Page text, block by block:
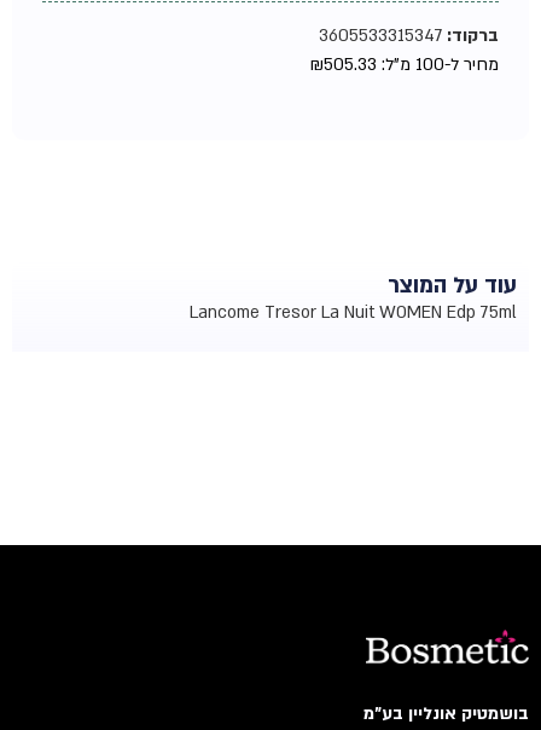
ברקוד:3605533315347
מחיר ל-100 מ"ל:
₪505.33
עוד על המוצר
Lancome Tresor La Nuit WOMEN Edp 75ml
בושמטיק אונליין בע"מ